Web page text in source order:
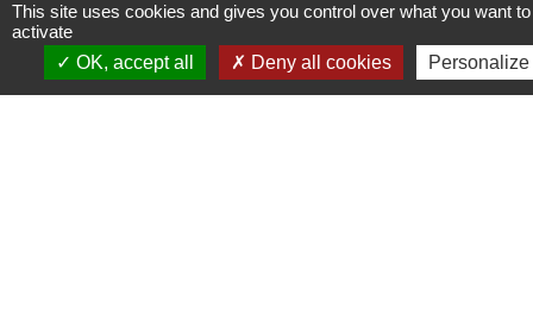
This site uses cookies and gives you control over what you want to
activate
OK, accept all
Deny all cookies Personalize